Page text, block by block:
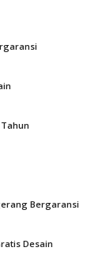
Bergaransi
Desain